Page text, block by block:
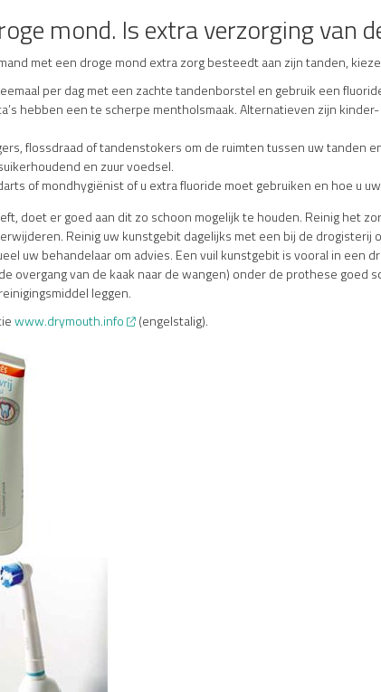
mond. Is extra verzorging van
met een droge mond extra zorg besteedt aan zijn tanden,
per dag met een zachte tandenborstel en gebruik een
hebben een te scherpe mentholsmaak. Alternatieven zijn
flossdraad of tandenstokers om de ruimten tussen uw tanden
en zuur voedsel.
of mondhygiënist of u extra fluoride moet gebruiken en hoe u
doet er goed aan dit zo schoon mogelijk te houden. Reinig het
Reinig uw kunstgebit dagelijks met een bij de
uw behandelaar om advies. Een vuil kunstgebit is vooral in
overgang van de kaak naar de wangen) onder de prothese goed
leggen.
www.drymouth.info (engelstalig).